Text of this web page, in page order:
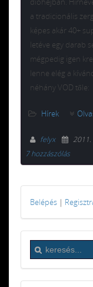
a tradicionális
képes akár 40+
letéve egy darab
mégpedig igen
lenne elég a
néhány VOD tőle:
Hírek
felyx
7 hozzászólás
Belépés |